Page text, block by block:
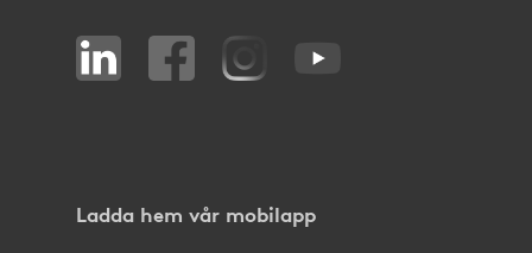
Ladda hem vår mobilapp